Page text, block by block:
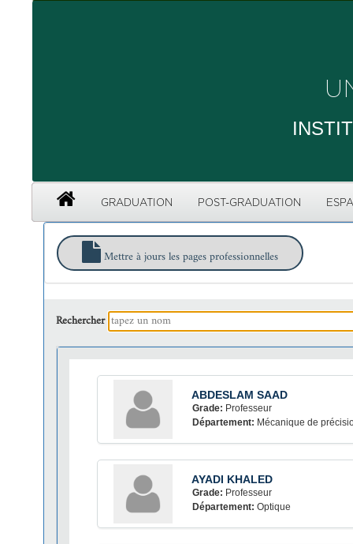
GRADUATION POST-GRADUATION
Mettre à jours les pages professionnelles
Rechercher
ABDESLAM SAAD
Grade: Professeur
Département: Mécanique de
AYADI KHALED
Grade: Professeur
Département: Optique